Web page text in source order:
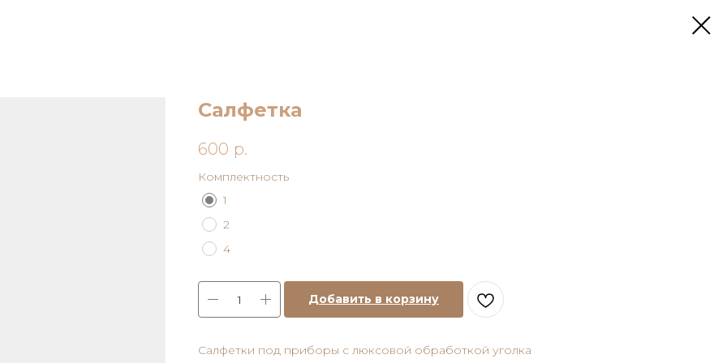
Салфетка
600 р.
Комплектность
1
2
4
Добавить в корзину
Салфетки под приборы с люксовой обработкой уголка